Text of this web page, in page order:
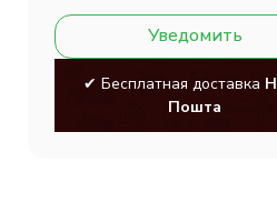
Уведомить
✔ Бесплатная доставка
Пошта